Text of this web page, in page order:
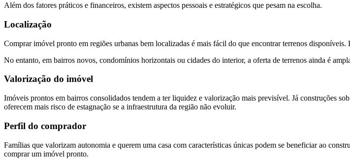
Além dos fatores práticos e financeiros, existem aspectos pessoais e estratégicos que pesam na escolha.
Localização
Comprar imóvel pronto em regiões urbanas bem localizadas é mais fácil do que encontrar terrenos
No entanto, em bairros novos, condomínios horizontais ou cidades do interior, a oferta de terrenos ainda é
Valorização do imóvel
Imóveis prontos em bairros consolidados tendem a ter liquidez e valorização mais previsível. Já construções
oferecem mais risco de estagnação se a infraestrutura da região não evoluir.
Perfil do comprador
Famílias que valorizam autonomia e querem uma casa com características únicas podem se beneficiar ao
comprar um imóvel pronto.